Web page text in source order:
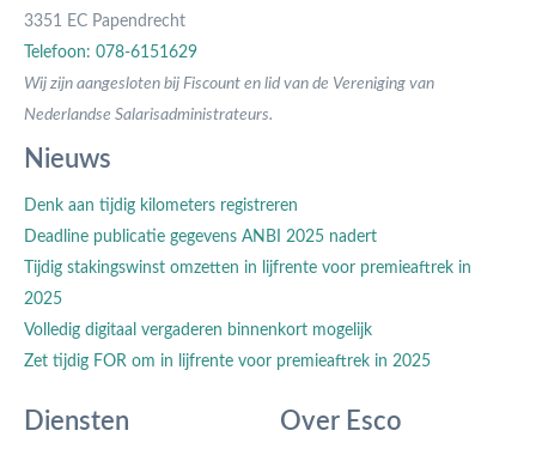
3351 EC Papendrecht
Telefoon: 078-6151629
Wij zijn aangesloten bij Fiscount en lid van de Vereniging van
Nederlandse Salarisadministrateurs.
Nieuws
Denk aan tijdig kilometers registreren
Deadline publicatie gegevens ANBI 2025 nadert
Tijdig stakingswinst omzetten in lijfrente voor premieaftrek in
2025
Volledig digitaal vergaderen binnenkort mogelijk
Zet tijdig FOR om in lijfrente voor premieaftrek in 2025
Diensten Over Esco